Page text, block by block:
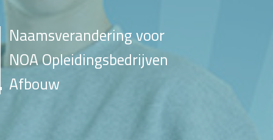
Naamsverandering voor
NOA Opleidingsbedrijven
Afbouw